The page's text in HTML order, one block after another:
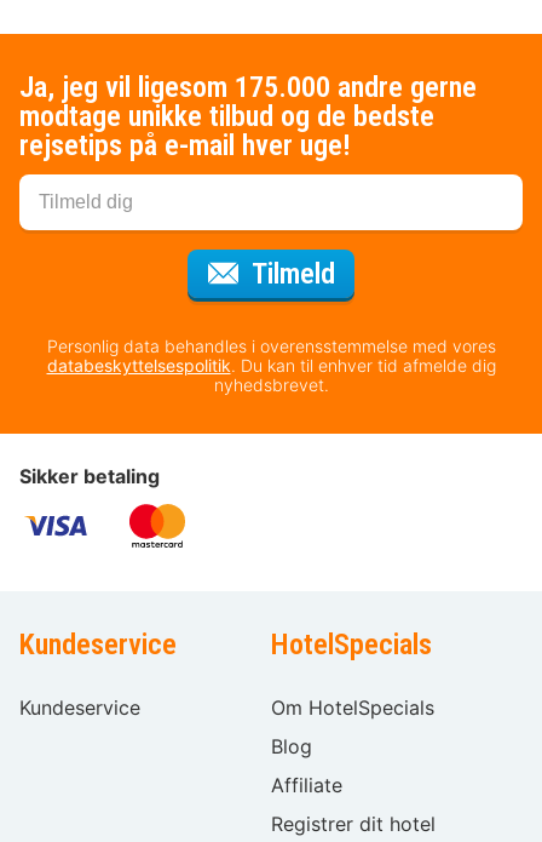
Ja, jeg vil ligesom 175.000 andre gerne
modtage unikke tilbud og de bedste
rejsetips på e-mail hver uge!
Tilmeld
Personlig data behandles i overensstemmelse med vores
databeskyttelsespolitik. Du kan til enhver tid afmelde dig
nyhedsbrevet.
Sikker betaling
Kundeservice
Kundeservice
HotelSpecials
Om HotelSpecials
Blog
Affiliate
Registrer dit hotel